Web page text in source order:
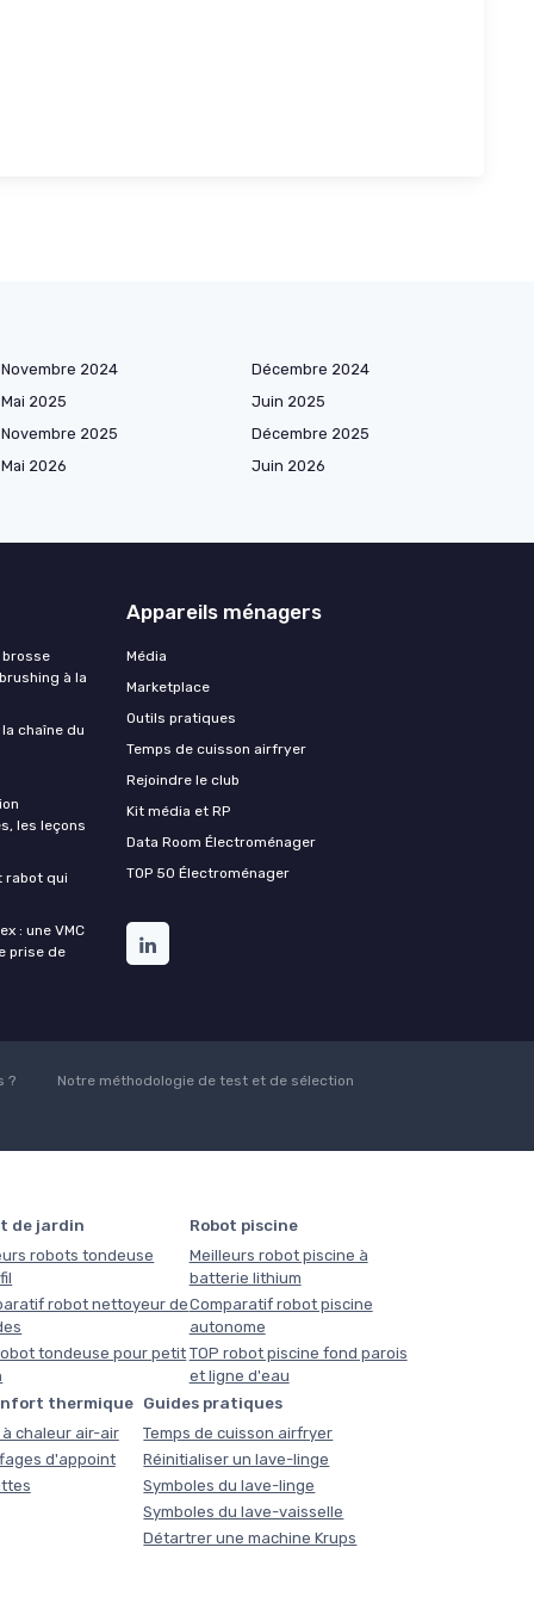
Novembre 2024
Décembre 2024
Mai 2025
Juin 2025
Novembre 2025
Décembre 2025
Mai 2026
Juin 2026
brosse
à la
chaîne du
les leçons
rabot qui
: une VMC
prise de
Appareils ménagers
Média
Marketplace
Outils pratiques
Temps de cuisson airfryer
Rejoindre le club
Kit média et RP
Data Room Électroménager
TOP 50 Électroménager
?
Notre méthodologie de test et de sélection
de jardin
robots tondeuse
robot nettoyeur de
tondeuse pour petit
Robot piscine
Meilleurs robot piscine à
batterie lithium
Comparatif robot piscine
autonome
TOP robot piscine fond parois
et ligne d'eau
thermique
chaleur air-air
d'appoint
Guides pratiques
Temps de cuisson airfryer
Réinitialiser un lave-linge
Symboles du lave-linge
Symboles du lave-vaisselle
Détartrer une machine Krups